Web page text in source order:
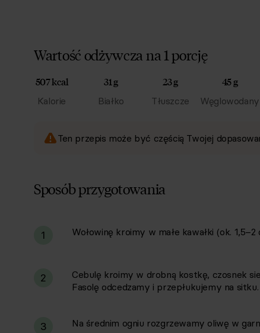
Wartość odżywcza na 1 porcję
507 kcal
Kalorie
31 g
Białko
23 g
Tłuszcze
45 g
Węglowodany
Ten przepis może być częścią Twojej
Sposób przygotowania
1 Wołowinę kroimy w małe kawałki (ok. 1,5–2
2
Cebulę kroimy w drobną kostkę, czosnek
Fasolę odcedzamy i przepłukujemy na
3 Na średnim ogniu rozgrzewamy oliwę w